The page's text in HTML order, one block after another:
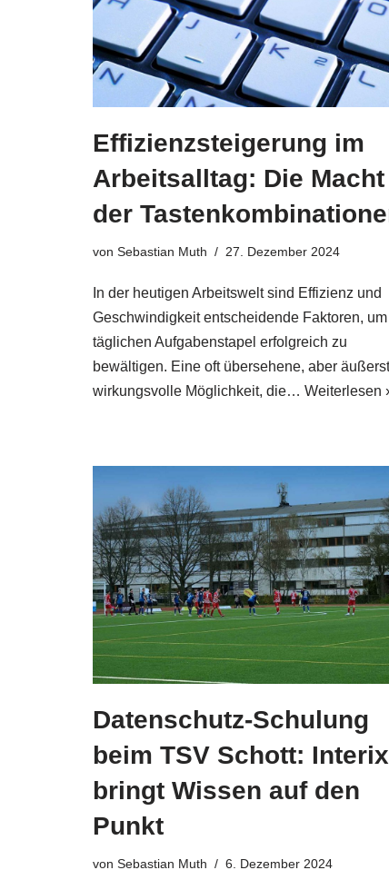
Effizienzsteigerung im
Arbeitsalltag: Die Macht
der
von Sebastian Muth 27. Dezember 2024
In der heutigen Arbeitswelt sind Effizienz und
Geschwindigkeit entscheidende Faktoren,
täglichen Aufgabenstapel erfolgreich zu
bewältigen. Eine oft übersehene, aber äußerst
wirkungsvolle Möglichkeit, die… Weiterlesen
Datenschutz-Schulung
beim TSV Schott: Interix
bringt Wissen auf den
Punkt
von Sebastian Muth 6. Dezember 2024